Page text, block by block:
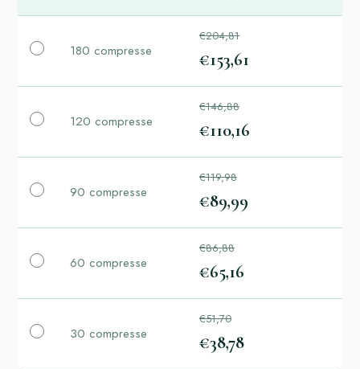
180 compresse
€204,81
€153,61
120 compresse
€146,88
€110,16
90 compresse
€119,98
€89,99
60 compresse
€86,88
€65,16
30 compresse
€51,70
€38,78